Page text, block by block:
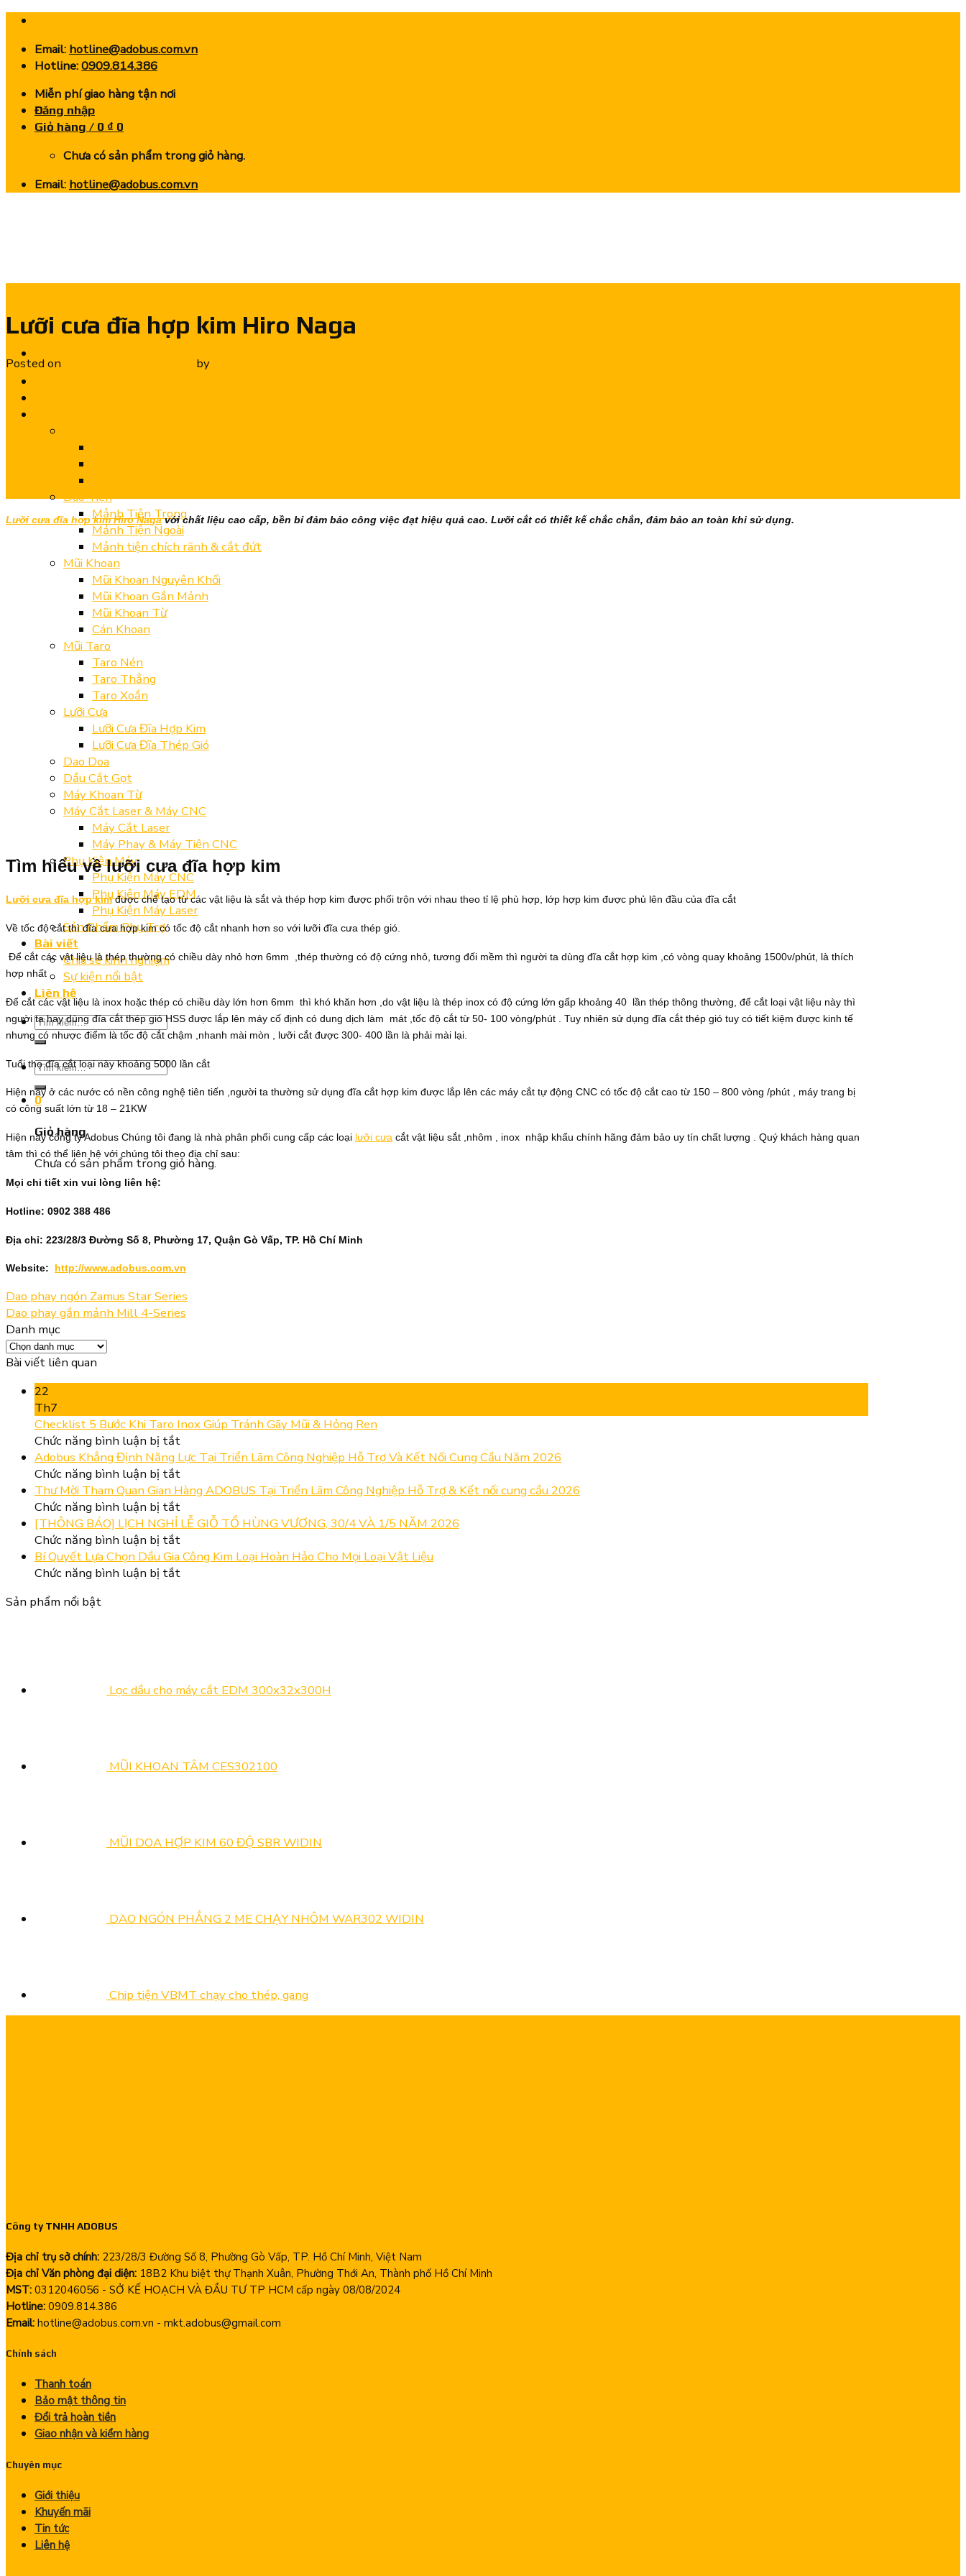
Skip
contentEmail: hotline@adobus.com.vn
Hotline:0909.814.386
Miễn phí giao hàng tận nơi
Đăng nhập
Giỏ hàng / 0 ₫ 0
Chưa có sản phẩm trong giỏ hàng.
Email: hotline@adobus.com.vn
Dao Tiện
Mảnh Tiện Trong
Mảnh Tiện Ngoài
Mảnh tiện chích rãnh & cắt đứt
Mũi Khoan
Mũi Khoan Nguyên Khối
Mũi Khoan Gắn Mảnh
Mũi Khoan Từ
Cán Khoan
Mũi Taro
Taro Nén
Taro Thẳng
Taro Xoắn
Lưỡi Cưa
Lưỡi Cưa Đĩa Hợp Kim
Lưỡi Cưa Đĩa Thép Gió
Dao Doa
Dầu Cắt Gọt
Máy Khoan Từ
Máy Cắt Laser & Máy CNC
Máy Cắt Laser
Máy Phay & Máy Tiện CNC
Phụ Kiện Máy
Phụ Kiện Máy CNC
Phụ Kiện Máy EDM
Phụ Kiện Máy Laser
Sản Phẩm Phụ Trợ
Bài viết
Chia sẻ kinh nghiệm
Sự kiện nổi bật
Liên hệ
Tìm
kiếm:
Tìm
kiếm:
0
Giỏ hàng
Chưa có sản phẩm trong giỏ hàng.
Lưỡi cưa đĩa hợp kim Hiro Naga
Posted on by
Lưỡi cưa đĩa hợp kim Hiro Nagavới chất liệu cao cấp, bền bỉ đảm bảo công việc đạt hiệu quả cao. Lưỡi cắt có thiết kế chắc chắn, đảm bảo an toàn khi sử dụng.
Tìm hiểu về lưỡi cưa đĩa hợp kim
Lưỡi cưa đĩa hợp kimđược chế tạo từ các vật liệu là sắt và thép hợp kim được phối trộn với nhau theo tỉ lệ phù hợp, lớp hợp kim được phủ lên đầu của đĩa cắt
Về tốc độ cắt thì đĩa cưa hợp kim có tốc độ cắt nhanh hơn so với lưỡi đĩa cưa thép gió.
Để cắt các vật liệu là thép thường có chiều dày nhỏ hơn 6mm ,thép thường có độ cứng nhỏ, tương đối mềm thì người ta dùng đĩa cắt hợp kim ,có vòng quay khoảng 1500v/phút, là thích
hợp nhất
Để cắt các vật liệu là inox hoặc thép có chiều dày lớn hơn 6mm thì khó khăn hơn ,do vật liệu là thép inox có độ cứng lớn gấp khoảng 40 lần thép thông thường, để cắt loại vật liệu này thì
người ta hay dùng đĩa cắt thép gió HSS được lắp lên máy cố định có dung dịch làm mát ,tốc độ cắt từ 50- 100 vòng/phút . Tuy nhiên sử dụng đĩa cắt thép gió tuy có tiết kiệm được kinh tế
nhưng có nhược điểm là tốc độ cắt chậm ,nhanh mài mòn , lưỡi cắt được 300- 400 lần là phải mài lại.
Tuổi thọ đĩa cắt loại này khoảng 5000 lần cắt
Hiện nay ở các nước có nền công nghệ tiên tiến ,người ta thường sử dụng đĩa cắt hợp kim được lắp lên các máy cắt tự động CNC có tốc độ cắt cao từ 150 – 800 vòng /phút , máy trang bị
có công suất lớn từ 18 – 21KW
Hiện nay công ty Adobus Chúng tôi đang là nhà phân phối cung cấp các loại lưỡi cưa cắt vật liệu sắt ,nhôm , inox nhập khẩu chính hãng đảm bảo uy tín chất lượng . Quý khách hàng quan
tâm thì có thể liên hệ với chúng tôi theo địa chỉ sau:
Mọi chi tiết xin vui lòng liên hệ:
Hotline: 0902 388 486
Địa chỉ: 223/28/3 Đường Số 8, Phường 17, Quận Gò Vấp, TP. Hồ Chí Minh
Website: http://www.adobus.com.vn
Dao phay ngón Zamus Star Series
Dao phay gắn mảnh Mill 4-Series
Danh mục
Danh
mục
Bài viết liên quan
22
Th7
Checklist 5 Bước Khi Taro Inox Giúp Tránh Gãy Mũi & Hỏng Ren
Chức năng bình luận bị tắtở
Checklist
5
Bước
Khi
Taro
Inox
Giúp
Tránh
Adobus Khẳng Định Năng Lực Tại Triển Lãm Công Nghiệp Hỗ Trợ Và Kết Nối Cung Cầu Năm 2026
Chức năng bình luận bị tắtở
Adobus
Khẳng
Định
Năng
Lực
Tại
Và
Năm
Thư Mời Tham Quan Gian Hàng ADOBUS Tại Triển Lãm Công Nghiệp Hỗ Trợ & Kết nối cung cầu 2026
Chức năng bình luận bị tắtở
Thư
Mời
Tham
Quan
Công
Kết
2026
[THÔNG BÁO] LỊCH NGHỈ LỄ GIỖ TỔ HÙNG VƯƠNG, 30/4 VÀ 1/5 NĂM 2026
Chức năng bình luận bị tắtở
[THÔNG
BÁO]
VƯƠNG,
2026
Bí Quyết Lựa Chọn Dầu Gia Công Kim Loại Hoàn Hảo Cho Mọi Loại Vật Liệu
Chức năng bình luận bị tắtở
Công
Cho
Liệu
Sản phẩm nổi bật
Lọc dầu cho máy cắt EDM 300x32x300H
MŨI KHOAN TÂM CES302100
MŨI DOA HỢP KIM 60 ĐỘ SBR WIDIN
DAO NGÓN PHẲNG 2 ME CHẠY NHÔM WAR302 WIDIN
Chip tiện VBMT chạy cho thép, gang
Công ty TNHH ADOBUS
Địa chỉ trụ sở chính: 223/28/3 Đường Số 8, Phường Gò Vấp, TP. Hồ Chí Minh, Việt Nam
Địa chỉ Văn phòng đại diện: 18B2 Khu biệt thự Thạnh Xuân, Phường Thới An, Thành phố Hồ Chí Minh
MST: 0312046056 - SỞ KẾ HOẠCH VÀ ĐẦU TƯ TP HCM cấp ngày 08/08/2024
Hotline: 0909.814.386
Email: hotline@adobus.com.vn - mkt.adobus@gmail.com
Chính sách
Thanh toán
Bảo mật thông tin
Đổi trả hoàn tiền
Giao nhận và kiểm hàng
Chuyên mục
Giới thiệu
Khuyến mãi
Tin tức
Liên hệ